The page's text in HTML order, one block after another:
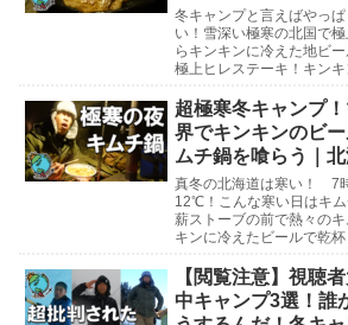
冬キャンプと言えばやっ
い！雪深い極寒の北国で
らキンキンに冷えた地ビ
極上ヒレステーキ！キン
マイナス1...
超極寒冬キャンプ
界でキンキンのビ
ムチ鍋を喰らう｜
真冬の北海道は寒い！ 7
12℃！こんな寒い日はキ
薪ストーブの前で熱々の
キンに冷えたビールで乾
海道雪中キ...
【閲覧注意】視聴
中キャンプ3選！誰